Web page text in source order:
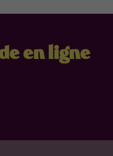
en ligne